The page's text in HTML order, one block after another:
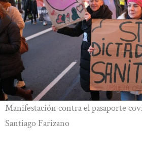
Manifestación contra el pasaporte
Santiago Farizano